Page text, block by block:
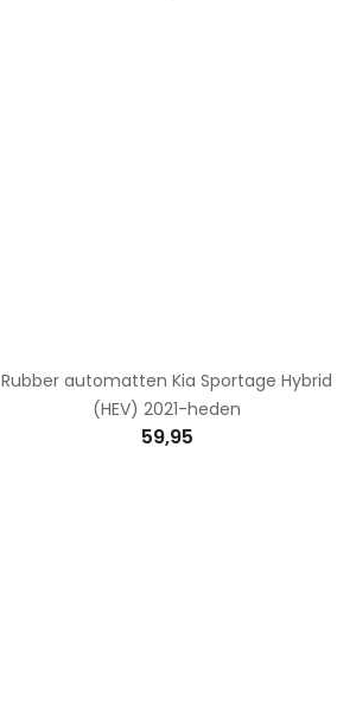
Rubber automatten Kia Sportage Hybrid
(HEV) 2021-heden
59,95